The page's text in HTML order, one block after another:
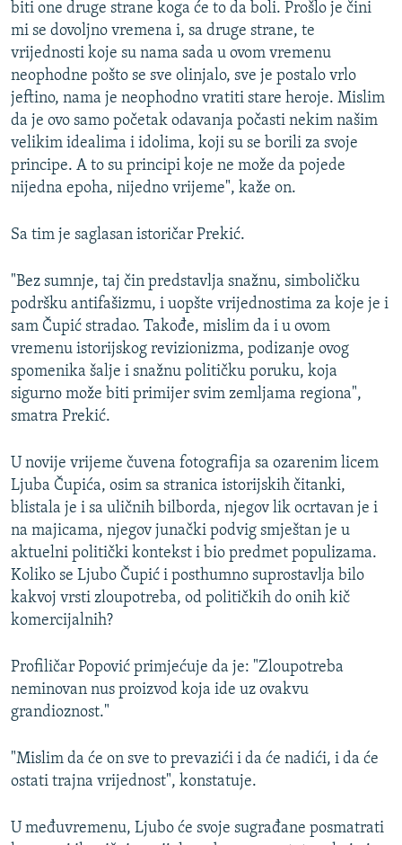
biti one druge strane koga će to da boli. Prošlo je čini
mi se dovoljno vremena i, sa druge strane, te
vrijednosti koje su nama sada u ovom vremenu
neophodne pošto se sve olinjalo, sve je postalo vrlo
jeftino, nama je neophodno vratiti stare heroje. Mislim
da je ovo samo početak odavanja počasti nekim našim
velikim idealima i idolima, koji su se borili za svoje
principe. A to su principi koje ne može da pojede
nijedna epoha, nijedno vrijeme", kaže on.
Sa tim je saglasan istoričar Prekić.
"Bez sumnje, taj čin predstavlja snažnu, simboličku
podršku antifašizmu, i uopšte vrijednostima za koje je i
sam Čupić stradao. Takođe, mislim da i u ovom
vremenu istorijskog revizionizma, podizanje ovog
spomenika šalje i snažnu političku poruku, koja
sigurno može biti primijer svim zemljama regiona",
smatra Prekić.
U novije vrijeme čuvena fotografija sa ozarenim licem
Ljuba Čupića, osim sa stranica istorijskih čitanki,
blistala je i sa uličnih bilborda, njegov lik ocrtavan je i
na majicama, njegov junački podvig smještan je u
aktuelni politički kontekst i bio predmet populizama.
Koliko se Ljubo Čupić i posthumno suprostavlja bilo
kakvoj vrsti zloupotreba, od političkih do onih kič
komercijalnih?
Profiličar Popović primjećuje da je: "Zloupotreba
neminovan nus proizvod koja ide uz ovakvu
grandioznost."
"Mislim da će on sve to prevazići i da će nadići, i da će
ostati trajna vrijednost", konstatuje.
U međuvremenu, Ljubo će svoje sugrađane posmatrati